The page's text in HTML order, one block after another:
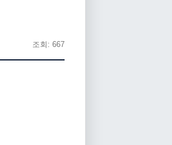
조회: 667